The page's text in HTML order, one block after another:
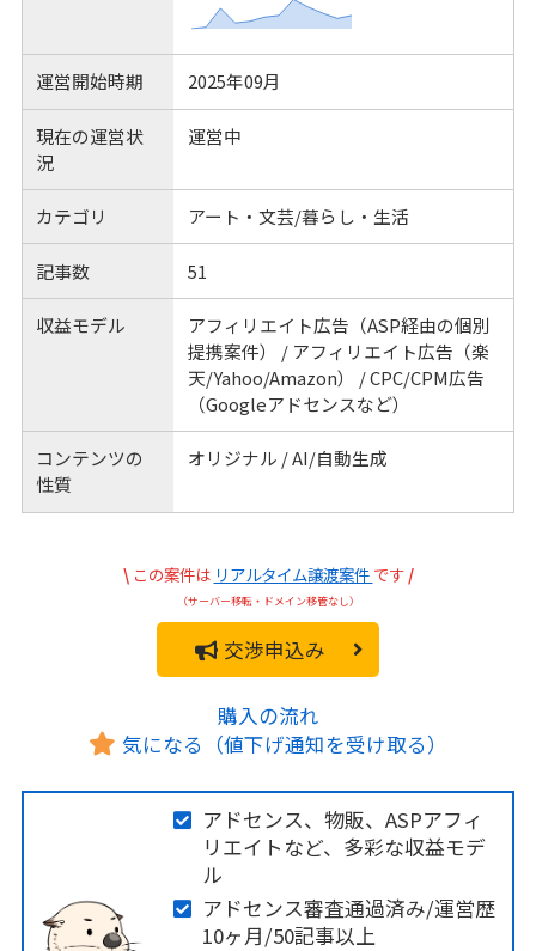
運営開始時期 2025年09月
現在の運営状
況
運営中
カテゴリ アート・文芸/暮らし・生活
記事数 51
収益モデル
アフィリエイト広告（ASP経由の個別
提携案件） / アフィリエイト広告（楽
天/Yahoo/Amazon） / CPC/CPM広告
（Googleアドセンスなど）
コンテンツの
性質
オリジナル / AI/自動生成
\ この案件は リアルタイム譲渡案件 です /
（サーバー移転・ドメイン移管なし）
交渉申込み
購入の流れ
気になる（値下げ通知を受け取る）
アドセンス、物販、ASPアフィ
リエイトなど、多彩な収益モデ
ル
アドセンス審査通過済み/運営歴
10ヶ月/50記事以上